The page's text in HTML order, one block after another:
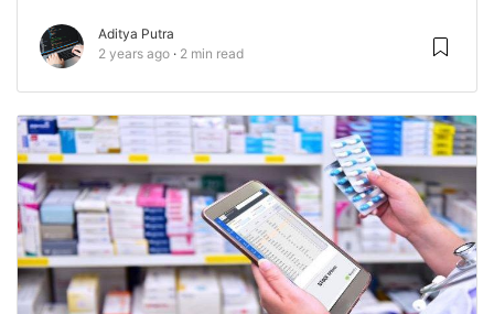
Aditya Putra
2 years ago
2 min read